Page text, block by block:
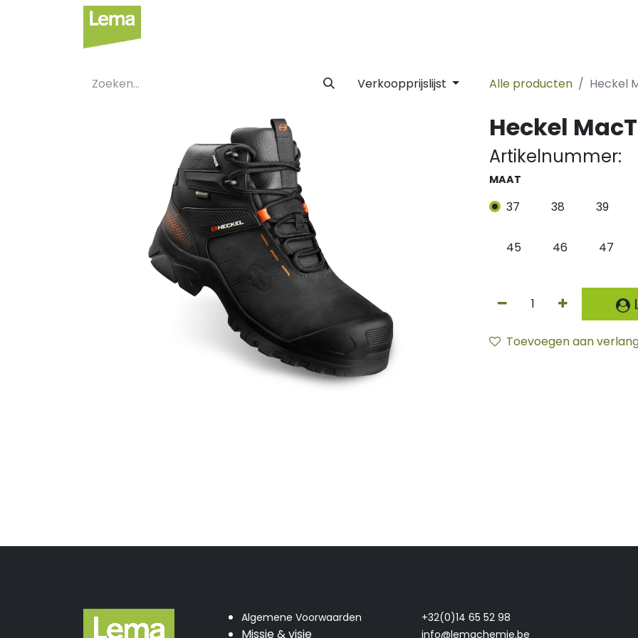
Verkoopprijslijst Alle producten Heckel
Heckel
Artikelnummer:
MAAT
37 38 39
45 46 47
Toevoegen aan
Algemene Voorwaarden
Missie & visie
+32(0)14 65 52 98
info@lemachemie.be